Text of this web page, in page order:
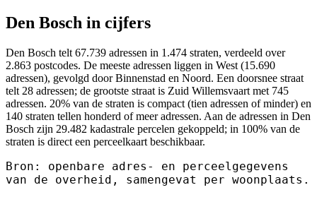
Den Bosch in cijfers
Den Bosch telt 67.739 adressen in 1.474 straten, verdeeld over
2.863 postcodes. De meeste adressen liggen in West (15.690
adressen), gevolgd door Binnenstad en Noord. Een doorsnee straat
telt 28 adressen; de grootste straat is Zuid Willemsvaart met 745
adressen. 20% van de straten is compact (tien adressen of minder) en
140 straten tellen honderd of meer adressen. Aan de adressen in Den
Bosch zijn 29.482 kadastrale percelen gekoppeld; in 100% van de
straten is direct een perceelkaart beschikbaar.
Bron: openbare adres- en perceelgegevens
van de overheid, samengevat per woonplaats.